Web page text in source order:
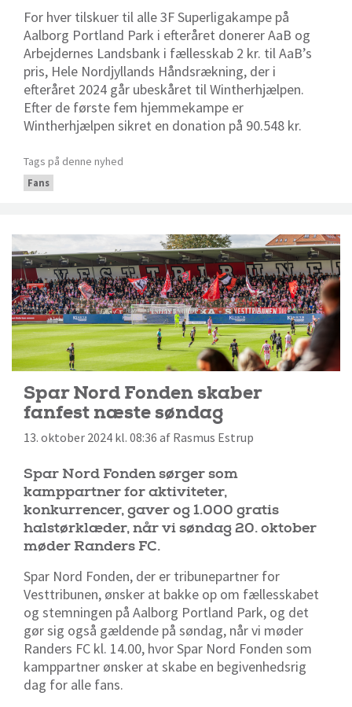
For hver tilskuer til alle 3F Superligakampe på
Aalborg Portland Park i efteråret donerer AaB og
Arbejdernes Landsbank i fællesskab 2 kr. til AaB’s
pris, Hele Nordjyllands Håndsrækning, der i
efteråret 2024 går ubeskåret til Wintherhjælpen.
Efter de første fem hjemmekampe er
Wintherhjælpen sikret en donation på 90.548 kr.
Tags på denne nyhed
Fans
Spar Nord Fonden skaber
fanfest næste søndag
13. oktober 2024 kl. 08:36 af Rasmus Estrup
Spar Nord Fonden sørger som
kamppartner for aktiviteter,
konkurrencer, gaver og 1.000 gratis
halstørklæder, når vi søndag 20. oktober
møder Randers FC.
Spar Nord Fonden, der er tribunepartner for
Vesttribunen, ønsker at bakke op om fællesskabet
og stemningen på Aalborg Portland Park, og det
gør sig også gældende på søndag, når vi møder
Randers FC kl. 14.00, hvor Spar Nord Fonden som
kamppartner ønsker at skabe en begivenhedsrig
dag for alle fans.